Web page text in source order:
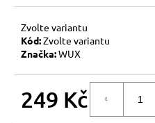
Zvolte variantu
Kód:Zvolte variantu
Značka:WUX
249 Kč
210
Kč